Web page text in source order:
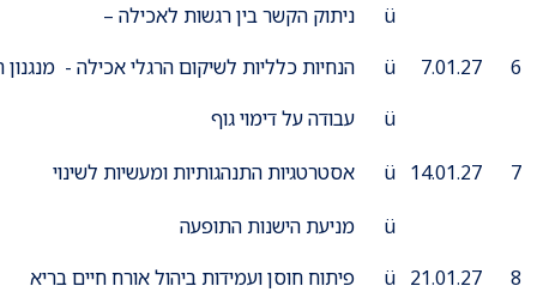
6
7.01.27
ü ניתוק הקשר בין רגשות לאכילה –
ü הנחיות כלליות לשיקום הרגלי אכילה - מנגנון הרעב ושובע
ü עבודה על דימוי גוף
7
14.01.27 ü אסטרטגיות התנהגותיות ומעשיות לשינוי
8
21.01.27
ü מניעת הישנות התופעה
ü פיתוח חוסן ועמידות ביהול אורח חיים בריא